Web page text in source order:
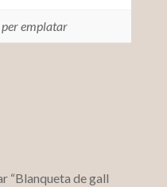
emplatar
“Blanqueta de gall